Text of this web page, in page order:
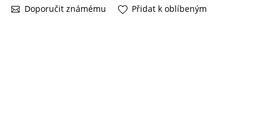
Doporučit známému
Přidat k oblíbeným